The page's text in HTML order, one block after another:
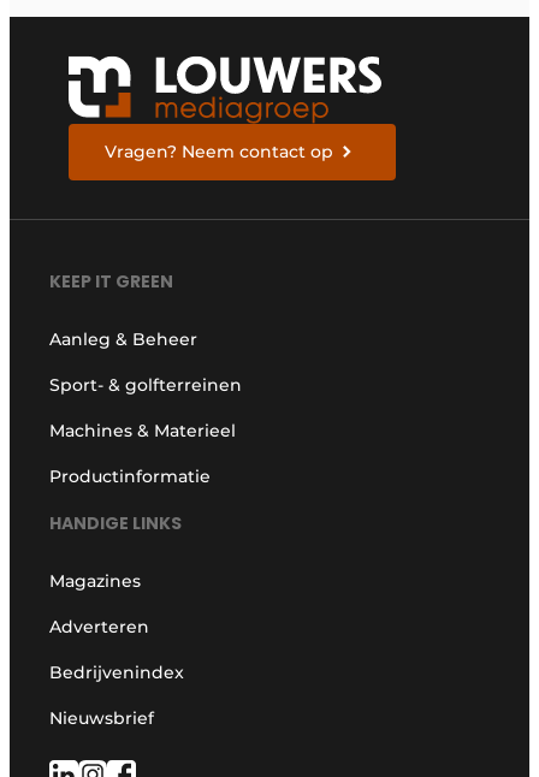
Vragen? Neem contact op
KEEP IT GREEN
Aanleg & Beheer
Sport- & golfterreinen
Machines & Materieel
Productinformatie
HANDIGE LINKS
Magazines
Adverteren
Bedrijvenindex
Nieuwsbrief